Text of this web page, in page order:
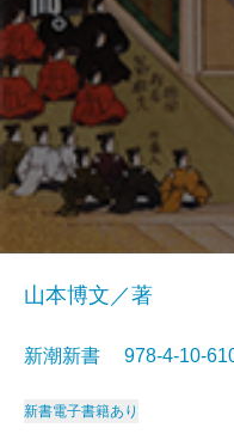
山本博文／著
新潮新書 978-4-10-
新書電子書籍あり